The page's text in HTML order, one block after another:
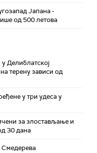
Јапана -
од 500 летова
Делиблатској
терену зависи од
у три удеса у
за злостављање и
30 дана
Смедерева